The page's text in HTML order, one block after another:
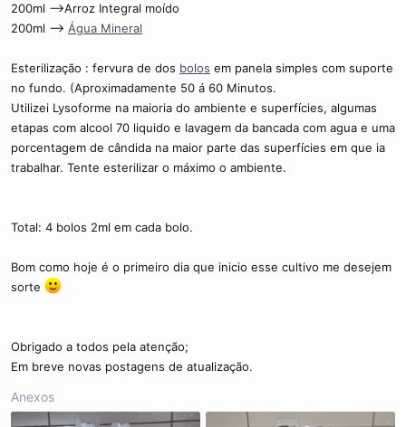
200ml -->Arroz Integral moído
200ml --> Água Mineral
Esterilização : fervura de dos bolos em panela simples com suporte
no fundo. (Aproximadamente 50 á 60 Minutos.
Utilizei Lysoforme na maioria do ambiente e superfícies, algumas
etapas com alcool 70 liquido e lavagem da bancada com agua e uma
porcentagem de cândida na maior parte das superfícies em que ia
trabalhar. Tente esterilizar o máximo o ambiente.
Total: 4 bolos 2ml em cada bolo.
Bom como hoje é o primeiro dia que inicio esse cultivo me desejem
sorte
Obrigado a todos pela atenção;
Em breve novas postagens de atualização.
Anexos